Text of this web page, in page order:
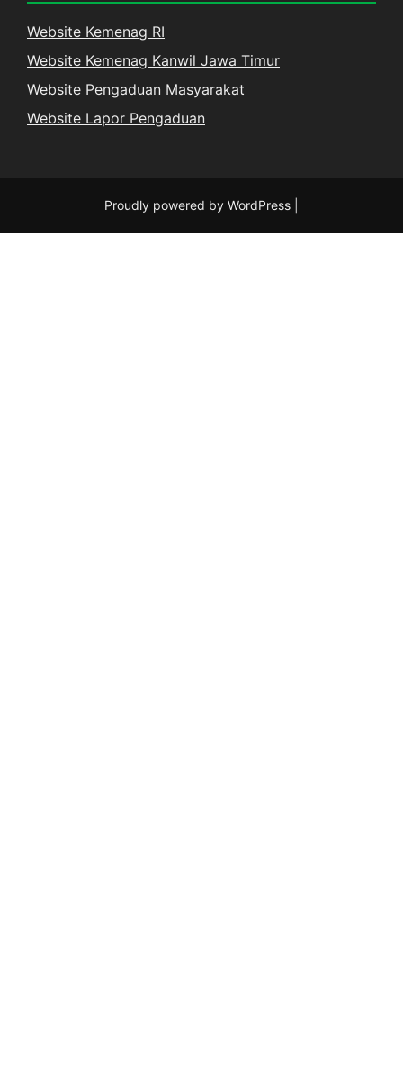
Website Kemenag RI
Website Kemenag Kanwil Jawa Timur
Website Pengaduan Masyarakat
Website Lapor Pengaduan
Proudly powered by WordPress